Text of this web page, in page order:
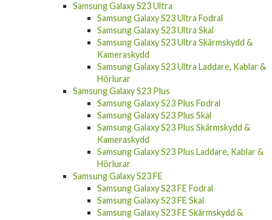
Samsung Galaxy S23 Ultra
Samsung Galaxy S23 Ultra Fodral
Samsung Galaxy S23 Ultra Skal
Samsung Galaxy S23 Ultra Skärmskydd &
Kameraskydd
Samsung Galaxy S23 Ultra Laddare, Kablar &
Hörlurar
Samsung Galaxy S23 Plus
Samsung Galaxy S23 Plus Fodral
Samsung Galaxy S23 Plus Skal
Samsung Galaxy S23 Plus Skärmskydd &
Kameraskydd
Samsung Galaxy S23 Plus Laddare, Kablar &
Hörlurar
Samsung Galaxy S23 FE
Samsung Galaxy S23 FE Fodral
Samsung Galaxy S23 FE Skal
Samsung Galaxy S23 FE Skärmskydd &